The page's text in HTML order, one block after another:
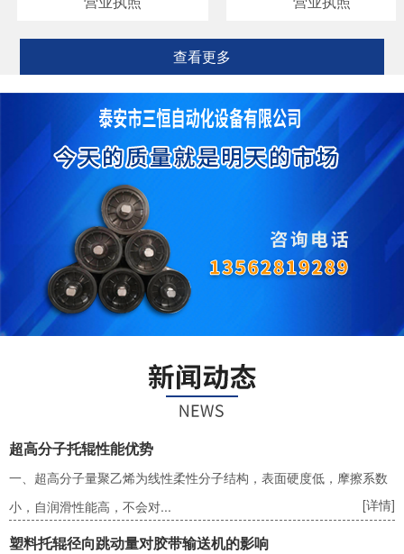
查看更多
超高分子托辊性能优势
一、超高分子量聚乙烯为线性柔性分子结构，表面硬度低，摩擦系数
小，自润滑性能高，不会对...
[详情]
塑料托辊径向跳动量对胶带输送机的影响